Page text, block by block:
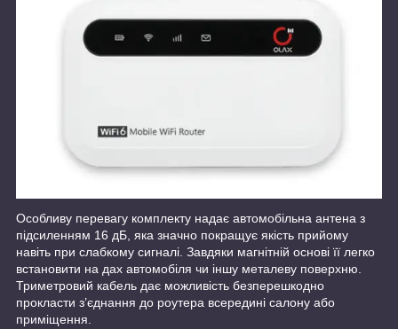
Особливу перевагу комплекту надає автомобільна антена з
підсиленням 16 дБ, яка значно покращує якість прийому
навіть при слабкому сигналі. Завдяки магнітній основі її легко
встановити на дах автомобіля чи іншу металеву поверхню.
Триметровий кабель дає можливість безперешкодно
прокласти з’єднання до роутера всередині салону або
приміщення.